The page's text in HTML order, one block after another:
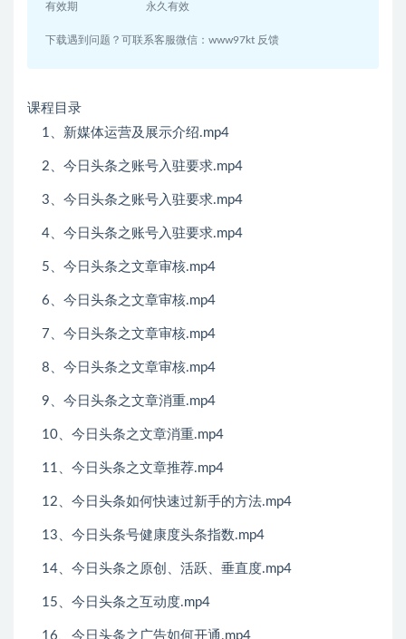
有效期 永久有效
下载遇到问题？可联系客服微信：www97kt 反馈
课程目录
1、新媒体运营及展示介绍.mp4
2、今日头条之账号入驻要求.mp4
3、今日头条之账号入驻要求.mp4
4、今日头条之账号入驻要求.mp4
5、今日头条之文章审核.mp4
6、今日头条之文章审核.mp4
7、今日头条之文章审核.mp4
8、今日头条之文章审核.mp4
9、今日头条之文章消重.mp4
10、今日头条之文章消重.mp4
11、今日头条之文章推荐.mp4
12、今日头条如何快速过新手的方法.mp4
13、今日头条号健康度头条指数.mp4
14、今日头条之原创、活跃、垂直度.mp4
15、今日头条之互动度.mp4
16、今日头条之广告如何开通.mp4